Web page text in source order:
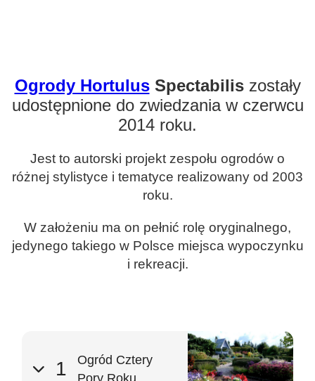
Ogrody HortulusSpectabilis zostały
udostępnione do zwiedzania w czerwcu
2014 roku.
Jest to autorski projekt zespołu ogrodów o
różnej stylistyce i tematyce realizowany od 2003
roku.
W założeniu ma on pełnić rolę oryginalnego,
jedynego takiego w Polsce miejsca wypoczynku
i rekreacji.
1
Ogród Cztery
Pory Roku